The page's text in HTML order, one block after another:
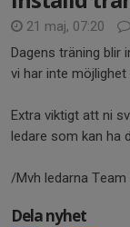
21 maj, 07:20
Dagens träning blir
vi har inte
Extra viktigt att ni
ledare som kan ha
/Mvh ledarna Team
Dela nyhet